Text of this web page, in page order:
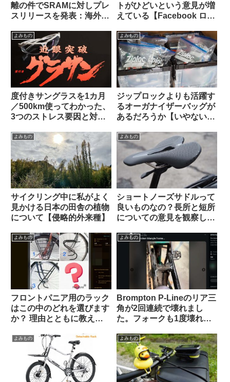
離の件でSRAMに対しプレ
スリリースを発表：海外サ
トがひどいという意見が増
えている【Facebook ログ
よみもの
度付きサングラスを1カ月
／500km使ってわかった、
3つのストレス要因と対策
は解決策あり】
よみもの
ジップロックよりも活躍す
るオーガナイザーバッグが
あるだろうか【いやない・
よみもの
サイクリング中に私がよく
見かける日本の田舎の植物
について【侵略的外来種】
よみもの
ショートノーズサドルって
良いものなの？長所と短所
についての意見を観察して
よみもの
フロントパニア用のラック
はこの中のどれを選びます
か？ 理由とともに教えて
ら）
よみもの
Brompton P-Lineのリア三
角が2回連続で壊れまし
た。フォークも1度壊れま
か？】（海外掲示板から）
よみもの よみもの